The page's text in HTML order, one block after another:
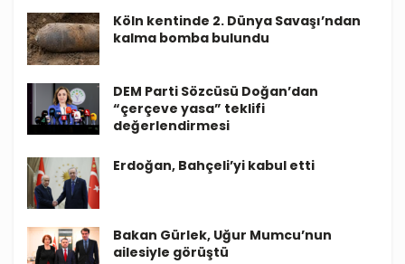
Köln kentinde 2. Dünya Savaşı’ndan
kalma bomba bulundu
DEM Parti Sözcüsü Doğan’dan
“çerçeve yasa” teklifi
değerlendirmesi
Erdoğan, Bahçeli’yi kabul etti
Bakan Gürlek, Uğur Mumcu’nun
ailesiyle görüştü